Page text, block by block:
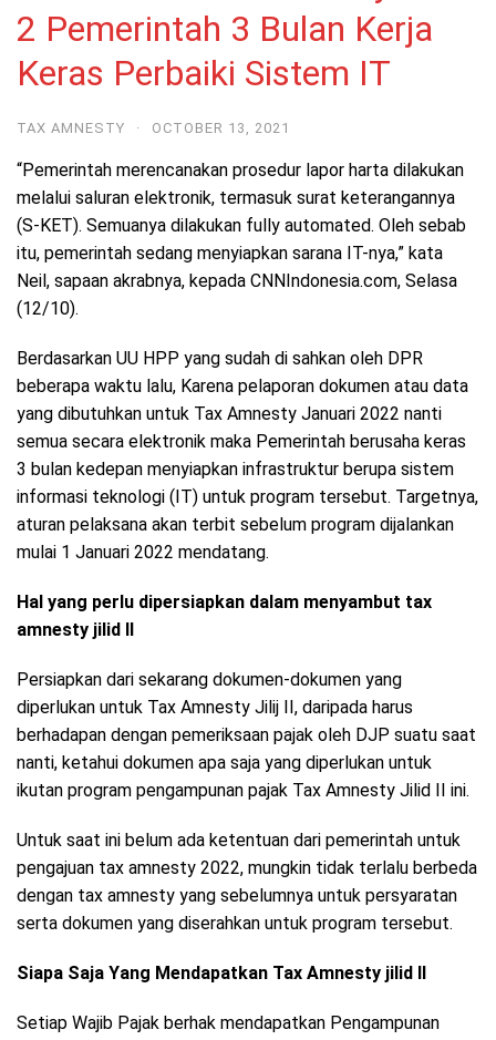
2 Pemerintah 3 Bulan Kerja
Keras Perbaiki Sistem IT
TAX AMNESTY · OCTOBER 13, 2021
“Pemerintah merencanakan prosedur lapor harta dilakukan
melalui saluran elektronik, termasuk surat keterangannya
(S-KET). Semuanya dilakukan fully automated. Oleh sebab
itu, pemerintah sedang menyiapkan sarana IT-nya,” kata
Neil, sapaan akrabnya, kepada CNNIndonesia.com, Selasa
(12/10).
Berdasarkan UU HPP yang sudah di sahkan oleh DPR
beberapa waktu lalu, Karena pelaporan dokumen atau data
yang dibutuhkan untuk Tax Amnesty Januari 2022 nanti
semua secara elektronik maka Pemerintah berusaha keras
3 bulan kedepan menyiapkan infrastruktur berupa sistem
informasi teknologi (IT) untuk program tersebut. Targetnya,
aturan pelaksana akan terbit sebelum program dijalankan
mulai 1 Januari 2022 mendatang.
Hal yang perlu dipersiapkan dalam menyambut tax
amnesty jilid II
Persiapkan dari sekarang dokumen-dokumen yang
diperlukan untuk Tax Amnesty Jilij II, daripada harus
berhadapan dengan pemeriksaan pajak oleh DJP suatu saat
nanti, ketahui dokumen apa saja yang diperlukan untuk
ikutan program pengampunan pajak Tax Amnesty Jilid II ini.
Untuk saat ini belum ada ketentuan dari pemerintah untuk
pengajuan tax amnesty 2022, mungkin tidak terlalu berbeda
dengan tax amnesty yang sebelumnya untuk persyaratan
serta dokumen yang diserahkan untuk program tersebut.
Siapa Saja Yang Mendapatkan Tax Amnesty jilid II
Setiap Wajib Pajak berhak mendapatkan Pengampunan